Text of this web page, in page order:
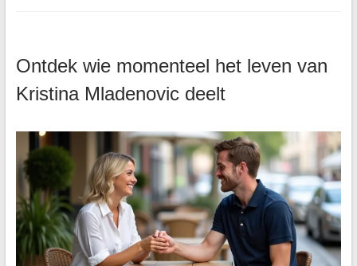
Ontdek wie momenteel het leven van
Kristina Mladenovic deelt